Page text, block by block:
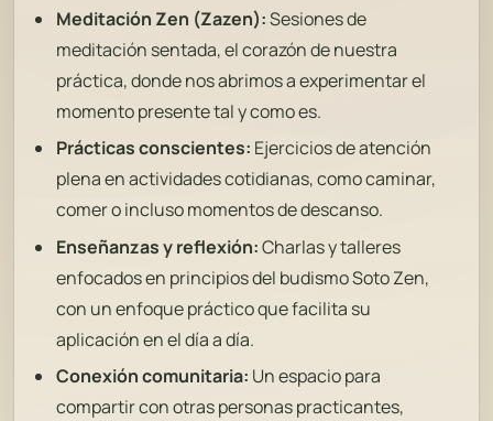
Meditación Zen (Zazen):Sesiones de
meditación sentada, el corazón de nuestra
práctica, donde nos abrimos a experimentar el
momento presente tal y como es.
Prácticas conscientes: Ejercicios de atención
plena en actividades cotidianas, como caminar,
comer o incluso momentos de descanso.
Enseñanzas y reflexión:Charlas y talleres
enfocados en principios del budismo Soto Zen,
con un enfoque práctico que facilita su
aplicación en el día a día.
Conexión comunitaria: Un espacio para
compartir con otras personas practicantes,